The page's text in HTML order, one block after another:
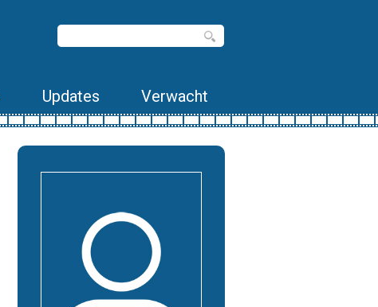
Updates Verwacht